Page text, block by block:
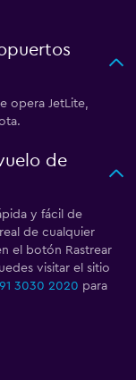
opera JetLite,
de
y fácil de
de cualquier
el botón Rastrear
visitar el sitio
3030 2020 para